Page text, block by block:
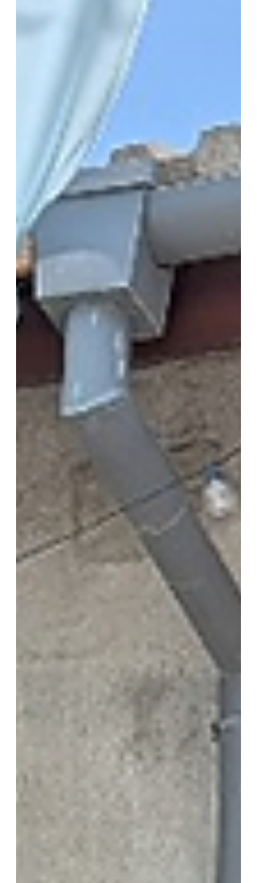
17:00 (週一休館) 文創商鋪｜營業時間
依各商鋪為準 園區地址｜高雄市前鎮區
中山三路39號 （近捷運獅甲站1號出
口） ╰────────────────╯